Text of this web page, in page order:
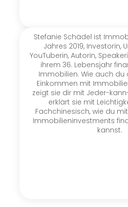
Stefanie Schädel ist
Jahres 2019, Investorin,
YouTuberin, Autorin,
ihrem 36. Lebensjahr
Immobilien. Wie auch du
Einkommen mit
zeigt sie dir mit Jeder-
erklärt sie mit
Fachchinesisch, wie du
Immobilieninvestments
kannst.